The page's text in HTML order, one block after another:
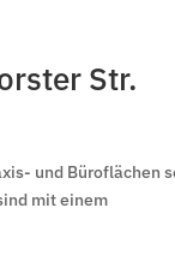
Str.
und Büroflächen
mit einem